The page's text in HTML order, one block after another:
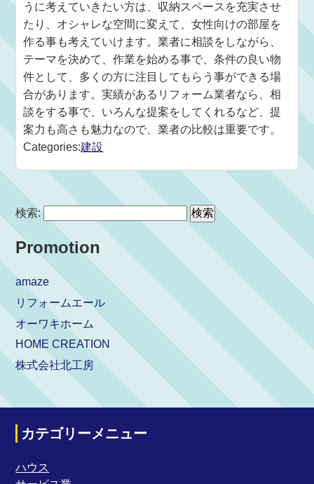
うに考えていきたい方は、収納スペースを充実させ
たり、オシャレな空間に変えて、女性向けの部屋を
作る事も考えていけます。業者に相談をしながら、
テーマを決めて、作業を始める事で、条件の良い物
件として、多くの方に注目してもらう事ができる場
合があります。実績があるリフォーム業者なら、相
談をする事で、いろんな提案をしてくれるなど、提
案力も高さも魅力なので、業者の比較は重要です。
Categories:建設
検索:
Promotion
amaze
リフォームエール
オーワキホーム
HOME CREATION
株式会社北工房
カテゴリーメニュー
ハウス